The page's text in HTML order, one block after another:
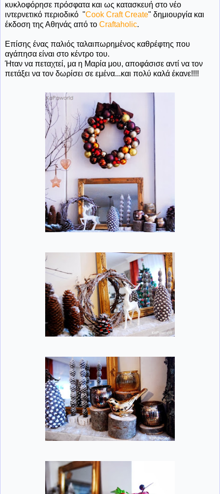
κυκλοφόρησε πρόσφατα και ως κατασκευή στο νέο
ιντερνετικό περιοδικό "Cook Craft Create" δημιουργία και
έκδοση της Αθηνάς από το Craftaholic.
Επίσης ένας παλιός ταλαιπωρημένος καθρέφτης που
αγάπησα είναι στο κέντρο του.
Ήταν να πεταχτεί, μα η Μαρία μου, αποφάσισε αντί να τον
πετάξει να τον δωρίσει σε εμένα...και πολύ καλά έκανε!!!!